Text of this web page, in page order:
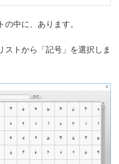
中に、あります。
ストから「記号」を選択しま